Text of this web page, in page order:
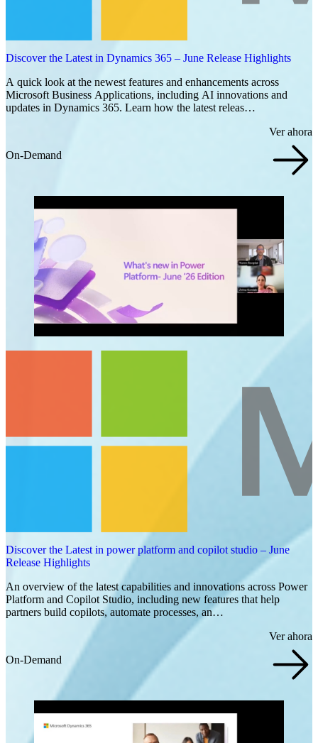
Discover the Latest in Dynamics 365 – June Release Highlights
A quick look at the newest features and enhancements across
Microsoft Business Applications, including AI innovations and
updates in Dynamics 365. Learn how the latest releas…
On-Demand
Ver ahora
Discover the Latest in power platform and copilot studio – June
Release Highlights
An overview of the latest capabilities and innovations across Power
Platform and Copilot Studio, including new features that help
partners build copilots, automate processes, an…
On-Demand
Ver ahora